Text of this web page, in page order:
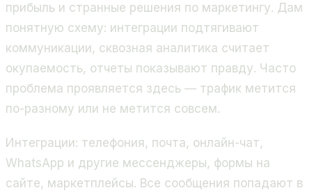
прибыль и странные решения по маркетингу. Дам
понятную схему: интеграции подтягивают
коммуникации, сквозная аналитика считает
окупаемость, отчеты показывают правду. Часто
проблема проявляется здесь — трафик метится
по-разному или не метится совсем.
Интеграции: телефония, почта, онлайн-чат,
WhatsApp и другие мессенджеры, формы на
сайте, маркетплейсы. Все сообщения попадают в